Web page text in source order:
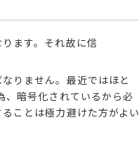
ます。それ故に信
りません。 最近ではほと
、暗号化されているから必
ことは極力避けた方がよい